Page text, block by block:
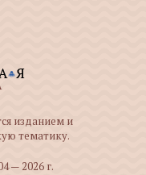
изданием и
тематику.
— 2026 г.